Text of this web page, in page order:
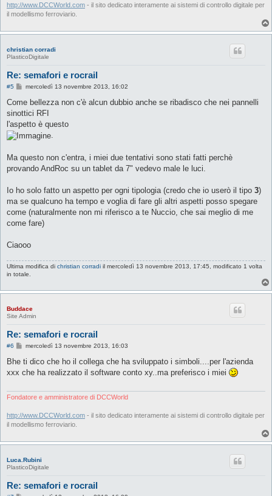
http://www.DCCWorld.com - il sito dedicato interamente ai sistemi di controllo digitale per
il modellismo ferroviario.
christian corradi
PlasticoDigitale
Re: semafori e rocrail
#5
M
s
a
g
i
mercoledì 13 novembre 2013, 16:02
Come bellezza non c'è alcun dubbio anche se ribadisco che nei pannelli
sinottici RFI
l'aspetto è questo
.
Ma questo non c'entra, i miei due tentativi sono stati fatti perchè
provando AndRoc su un tablet da 7" vedevo male le luci.
Io ho solo fatto un aspetto per ogni tipologia (credo che io userò il tipo 3)
ma se qualcuno ha tempo e voglia di fare gli altri aspetti posso spegare
come (naturalmente non mi riferisco a te Nuccio, che sai meglio di me
come fare)
Ciaooo
Ultima modifica di christian corradi il mercoledì 13 novembre 2013, 17:45, modificato 1 volta
in totale.
Buddace
Site Admin
Re: semafori e rocrail
#6
M
s
a
i
mercoledì 13 novembre 2013, 16:03
Bhe ti dico che ho il collega che ha sviluppato i simboli....per l'azienda
xxx che ha realizzato il software conto xy..ma preferisco i miei
Fondatore e amministratore di DCCWorld
http://www.DCCWorld.com - il sito dedicato interamente ai sistemi di controllo digitale per
il modellismo ferroviario.
Luca.Rubini
PlasticoDigitale
Re: semafori e rocrail